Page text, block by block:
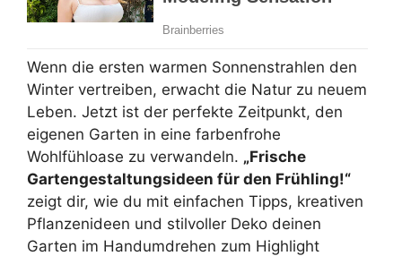
Wenn die ersten warmen Sonnenstrahlen den
Winter vertreiben, erwacht die Natur zu neuem
Leben. Jetzt ist der perfekte Zeitpunkt, den
eigenen Garten in eine farbenfrohe
Wohlfühloase zu verwandeln. „Frische
Gartengestaltungsideen für den Frühling!“
zeigt dir, wie du mit einfachen Tipps, kreativen
Pflanzenideen und stilvoller Deko deinen
Garten im Handumdrehen zum Highlight